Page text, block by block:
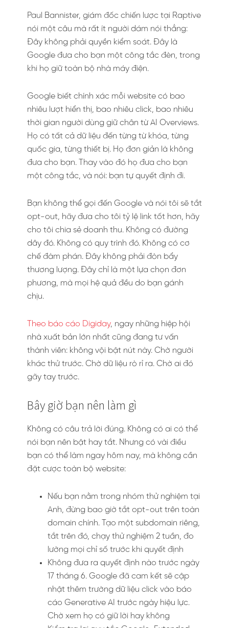
Paul Bannister, giám đốc chiến lược tại Raptive
nói một câu mà rất ít người dám nói thẳng:
Đây không phải quyền kiểm soát. Đây là
Google đưa cho bạn một công tắc đèn, trong
khi họ giữ toàn bộ nhà máy điện.
Google biết chính xác mỗi website có bao
nhiêu lượt hiển thị, bao nhiêu click, bao nhiêu
thời gian người dùng giữ chân từ AI Overviews.
Họ có tất cả dữ liệu đến từng từ khóa, từng
quốc gia, từng thiết bị. Họ đơn giản là không
đưa cho bạn. Thay vào đó họ đưa cho bạn
một công tắc, và nói: bạn tự quyết định đi.
Bạn không thể gọi đến Google và nói tôi sẽ tắt
opt-out, hãy đưa cho tôi tỷ lệ link tốt hơn, hãy
cho tôi chia sẻ doanh thu. Không có đường
dây đó. Không có quy trình đó. Không có cơ
chế đàm phán. Đây không phải đòn bẩy
thương lượng. Đây chỉ là một lựa chọn đơn
phương, mà mọi hệ quả đều do bạn gánh
chịu.
Theo báo cáo Digiday, ngay những hiệp hội
nhà xuất bản lớn nhất cũng đang tư vấn
thành viên: không vội bật nút này. Chờ người
khác thử trước. Chờ dữ liệu rò rỉ ra. Chờ ai đó
gãy tay trước.
Bây giờ bạn nên làm gì
Không có câu trả lời đúng. Không có ai có thể
nói bạn nên bật hay tắt. Nhưng có vài điều
bạn có thể làm ngay hôm nay, mà không cần
đặt cược toàn bộ website:
Nếu bạn nằm trong nhóm thử nghiệm tại
Anh, đừng bao giờ tắt opt-out trên toàn
domain chính. Tạo một subdomain riêng,
tắt trên đó, chạy thử nghiệm 2 tuần, đo
lường mọi chỉ số trước khi quyết định
Không đưa ra quyết định nào trước ngày
17 tháng 6. Google đã cam kết sẽ cập
nhật thêm trường dữ liệu click vào báo
cáo Generative AI trước ngày hiệu lực.
Chờ xem họ có giữ lời hay không